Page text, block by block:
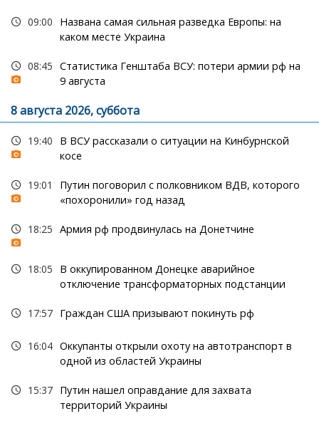
09:00
Названа самая сильная разведка Европы: на
каком месте Украина
08:45 Статистика Генштаба ВСУ: потери армии рф на
9 августа
8 августа 2026, суббота
19:40
В ВСУ рассказали о ситуации на Кинбурнской
косе
19:01
Путин поговорил с полковником ВДВ, которого
«похоронили» год назад
18:25 Армия рф продвинулась на Донетчине
18:05
В оккупированном Донецке аварийное
отключение трансформаторных подстанции
17:57 Граждан США призывают покинуть рф
16:04 Оккупанты открыли охоту на автотранспорт в
одной из областей Украины
15:37 Путин нашел оправдание для захвата
территорий Украины